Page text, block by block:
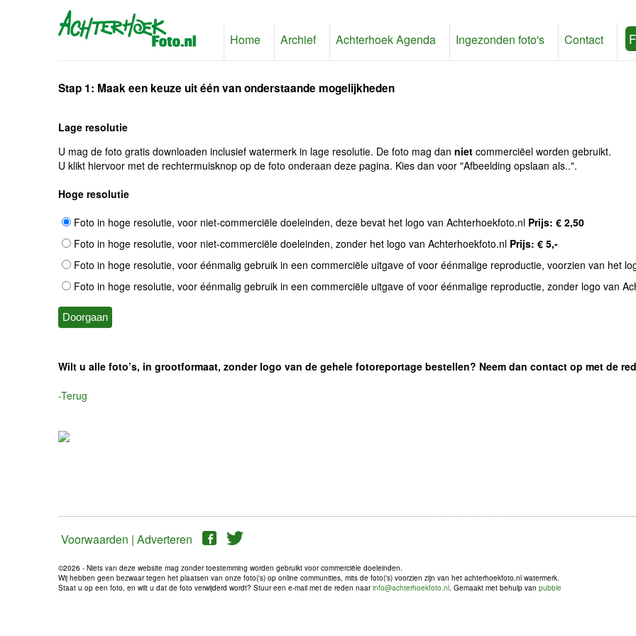
Home Archief Achterhoek Agenda Ingezonden foto's Contact
Stap 1: Maak een keuze uit één van onderstaande mogelijkheden
Lage resolutie
U mag de foto gratis downloaden inclusief watermerk in lage resolutie. De foto mag dan niet commerciëel worden gebruikt.
U klikt hiervoor met de rechtermuisknop op de foto onderaan deze pagina. Kies dan voor "Afbeelding opslaan als..".
Hoge resolutie
Foto in hoge resolutie, voor niet-commerciële doeleinden, deze bevat het logo van Achterhoekfoto.nl Prijs: € 2,50
Foto in hoge resolutie, voor niet-commerciële doeleinden, zonder het logo van Achterhoekfoto.nl Prijs: € 5,-
Foto in hoge resolutie, voor éénmalig gebruik in een commerciële uitgave of voor éénmalige reproductie, voorzien van het
Foto in hoge resolutie, voor éénmalig gebruik in een commerciële uitgave of voor éénmalige reproductie, zonder logo van
Wilt u alle foto’s, in grootformaat, zonder logo van de gehele fotoreportage bestellen? Neem dan contact op met de
-Terug
Voorwaarden | Adverteren
©2026 - Niets van deze website mag zonder toestemming worden gebruikt voor commerciële doeleinden.
Wij hebben geen bezwaar tegen het plaatsen van onze foto('s) op online communities, mits de foto('s) voorzien zijn van het achterhoekfoto.nl watermerk.
Staat u op een foto, en wilt u dat de foto verwijderd wordt? Stuur een e-mail met de reden naarinfo@achterhoekfoto.nl. Gemaakt met behulp van pubble